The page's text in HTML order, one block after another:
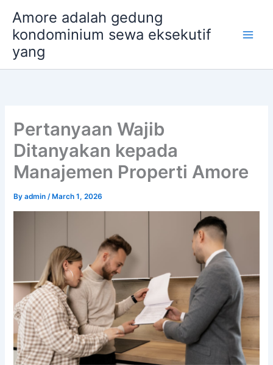
content
Amore adalah gedung
kondominium sewa eksekutif
yang
Pertanyaan Wajib
Ditanyakan kepada
Manajemen Properti Amore
Byadmin/ March 1, 2026